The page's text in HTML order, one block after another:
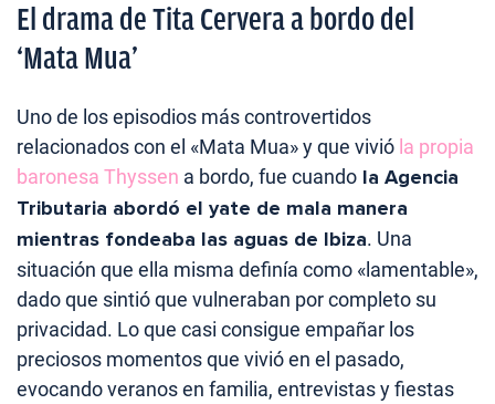
El drama de Tita Cervera a bordo del
‘Mata Mua’
Uno de los episodios más controvertidos
relacionados con el «Mata Mua» y que vivió la propia
baronesa Thyssen a bordo, fue cuando la Agencia
Tributaria abordó el yate de mala manera
mientras fondeaba las aguas de Ibiza. Una
situación que ella misma definía como «lamentable»,
dado que sintió que vulneraban por completo su
privacidad. Lo que casi consigue empañar los
preciosos momentos que vivió en el pasado,
evocando veranos en familia, entrevistas y fiestas